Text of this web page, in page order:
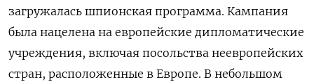
загружалась шпионская программа. Кампания
была нацелена на европейские дипломатические
учреждения, включая посольства неевропейских
стран, расположенные в Европе. В небольшом